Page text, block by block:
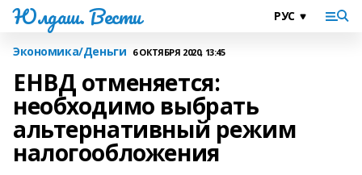
Юлдаш. Вести
Экономика/Деньги 6 ОКТЯБРЯ 2020, 13:45
ЕНВД отменяется:
необходимо выбрать
альтернативный режим
налогообложения